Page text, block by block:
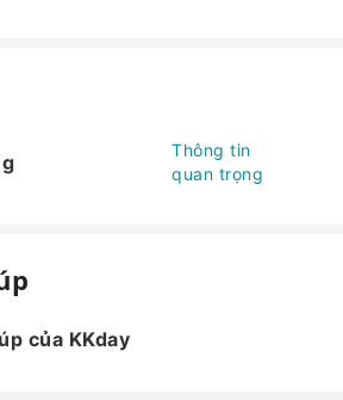
Thông tin
quan trọng
của KKday